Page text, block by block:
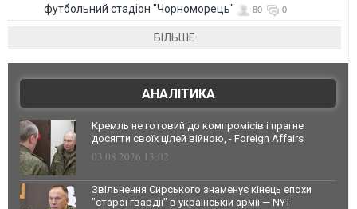
футбольний стадіон "Чорноморець" 80 0
БІЛЬШЕ
АНАЛІТИКА
Кремль не готовий до компромісів і прагне
досягти своїх цілей війною, - Foreign Affairs
03.08.2026 13:02
Звільнення Сирського знаменує кінець епохи
"старої гвардії" в українській армії — NYT